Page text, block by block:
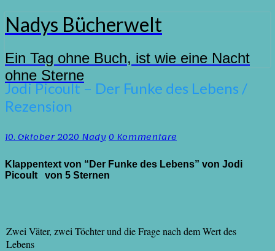
Nadys Bücherwelt
Ein Tag ohne Buch, ist wie eine Nacht
ohne Sterne
Jodi
Picoult
–
Funke
Lebens
/
Jodi Picoult – Der Funke des Lebens /
Rezension
10. Oktober 2020NadyKommentare
0 Kommentare
Klappentext von “Der Funke des Lebens” von Jodi
Picoult
von 5 Sternen
Zwei Väter, zwei Töchter und die Frage nach dem Wert des
Lebens